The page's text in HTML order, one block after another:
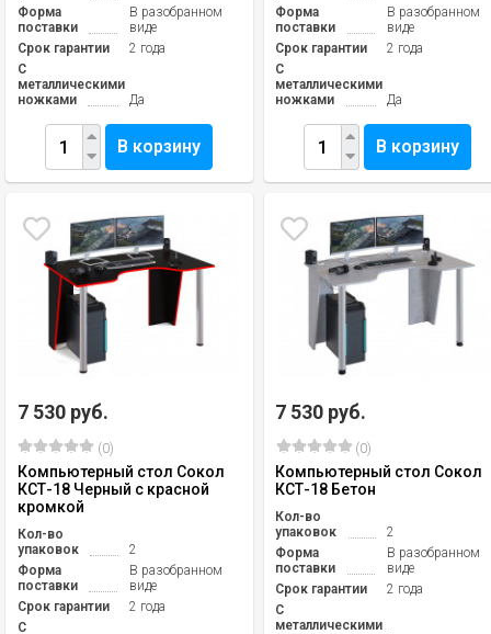
Форма
поставки
В разобранном
виде
Срок гарантии
2 года
С
металлическими
ножками
Да
В корзину
Форма
поставки
В разобранном
виде
Срок гарантии
2 года
С
металлическими
ножками
Да
В корзину
7 530 руб.
(0)
Компьютерный стол Сокол
КСТ-18 Черный с красной
кромкой
Кол-во
упаковок
2
Форма
поставки
В разобранном
виде
Срок гарантии
2 года
С
7 530 руб.
(0)
Компьютерный стол Сокол
КСТ-18 Бетон
Кол-во
упаковок
2
Форма
поставки
В разобранном
виде
Срок гарантии
2 года
С
металлическими